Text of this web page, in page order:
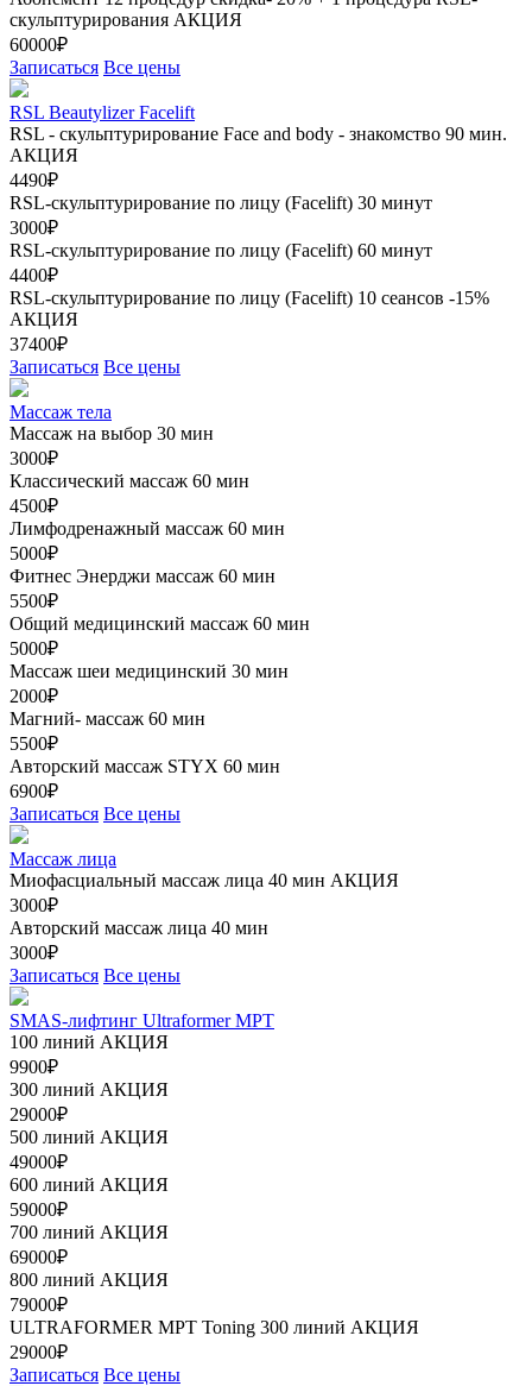
скульптурирования АКЦИЯ
60000₽
Записаться Все цены
RSL Beautylizer Facelift
RSL - скульптурирование Face and body - знакомство 90 мин.
АКЦИЯ
4490₽
RSL-скульптурирование по лицу (Facelift) 30 минут
3000₽
RSL-скульптурирование по лицу (Facelift) 60 минут
4400₽
RSL-скульптурирование по лицу (Facelift) 10 сеансов -15%
АКЦИЯ
37400₽
Записаться Все цены
Массаж тела
Массаж на выбор 30 мин
3000₽
Классический массаж 60 мин
4500₽
Лимфодренажный массаж 60 мин
5000₽
Фитнес Энерджи массаж 60 мин
5500₽
Общий медицинский массаж 60 мин
5000₽
Массаж шеи медицинский 30 мин
2000₽
Магний- массаж 60 мин
5500₽
Авторский массаж STYX 60 мин
6900₽
Записаться Все цены
Массаж лица
Миофасциальный массаж лица 40 мин АКЦИЯ
3000₽
Авторский массаж лица 40 мин
3000₽
Записаться Все цены
SMAS-лифтинг Ultraformer MPT
100 линий АКЦИЯ
9900₽
300 линий АКЦИЯ
29000₽
500 линий АКЦИЯ
49000₽
600 линий АКЦИЯ
59000₽
700 линий АКЦИЯ
69000₽
800 линий АКЦИЯ
79000₽
ULTRAFORMER МРТ Toning 300 линий АКЦИЯ
29000₽
Записаться Все цены